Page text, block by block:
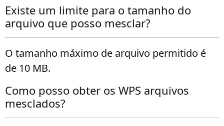
Existe um limite para o tamanho do
arquivo que posso mesclar?
O tamanho máximo de arquivo permitido é
de 10 MB.
Como posso obter os WPS arquivos
mesclados?